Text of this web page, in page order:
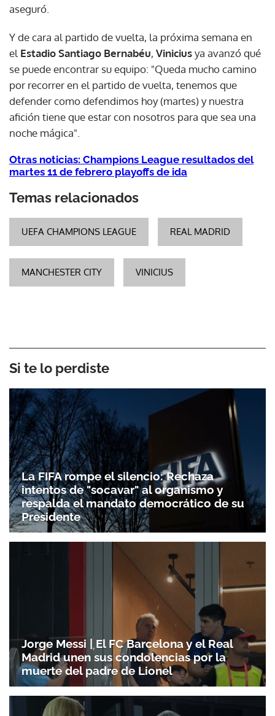
aseguró.
Y de cara al partido de vuelta, la próxima semana en
el Estadio Santiago Bernabéu, Viniciusya avanzó qué
se puede encontrar su equipo: "Queda mucho camino
por recorrer en el partido de vuelta, tenemos que
defender como defendimos hoy (martes) y nuestra
afición tiene que estar con nosotros para que sea una
noche mágica".
Otras noticias: Champions League resultados del
martes 11 de febrero playoffs de ida
Temas relacionados
UEFA CHAMPIONS LEAGUE REAL MADRID
MANCHESTER CITY VINICIUS
Si te lo perdiste
La FIFA rompe el silencio: Rechaza
intentos de "socavar" al organismo y
respalda el mandato democrático de su
Presidente
Jorge Messi | El FC Barcelona y el Real
Madrid unen sus condolencias por la
muerte del padre de Lionel